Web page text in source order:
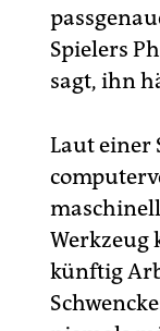
Spielers
sagt, ihn
Laut einer
Werkzeug
künftig